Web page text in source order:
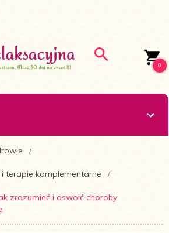
0
terapie komplementarne
zrozumieć i oswoić choroby